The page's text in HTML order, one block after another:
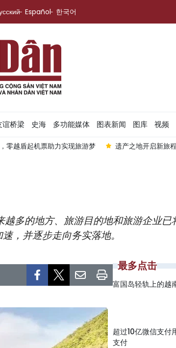
Español 한국어
谊桥梁 史海 多功能媒体 图表新闻 图库 视频
零越盾起机票助力实现旅游梦 遗产之地开启新旅
多的地方、旅游目的地和旅游企业
，并逐步走向务实落地。
最多点击
富国岛轻轨上的越
超过10亿微信支付
支付